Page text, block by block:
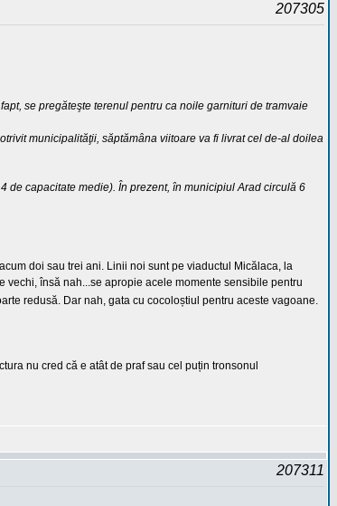
207305
se pregăteşte terenul pentru ca noile garnituri de tramvaie
municipalităţii, săptămâna viitoare va fi livrat cel de-al doilea
de capacitate medie). În prezent, în municipiul Arad circulă 6
doi sau trei ani. Linii noi sunt pe viaductul Micălaca, la
însă nah...se apropie acele momente sensibile pentru
redusă. Dar nah, gata cu cocoloștiul pentru aceste vagoane.
nu cred că e atât de praf sau cel puțin tronsonul
207311